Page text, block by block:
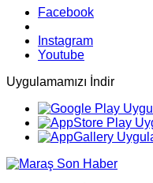
Facebook
Instagram
Youtube
Uygulamamızı İndir